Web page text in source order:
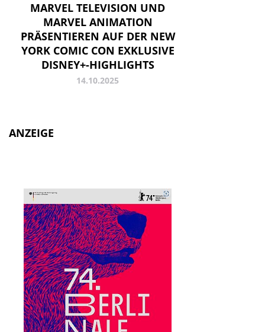
MARVEL TELEVISION UND
MARVEL ANIMATION
PRÄSENTIEREN AUF DER NEW
YORK COMIC CON EXKLUSIVE
DISNEY+-HIGHLIGHTS
14.10.2025
ANZEIGE